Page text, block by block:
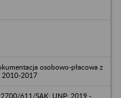
osobowo-płacowa z
2010-2017
611/SAK; UNP: 2019 -